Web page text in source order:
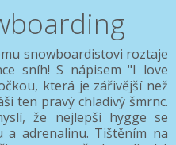
snowboardistovi roztaje
sníh! S nápisem "I love
která je zářivější než
ten pravý chladivý šmrnc.
že nejlepší hygge se
a adrenalinu. Tištěním na